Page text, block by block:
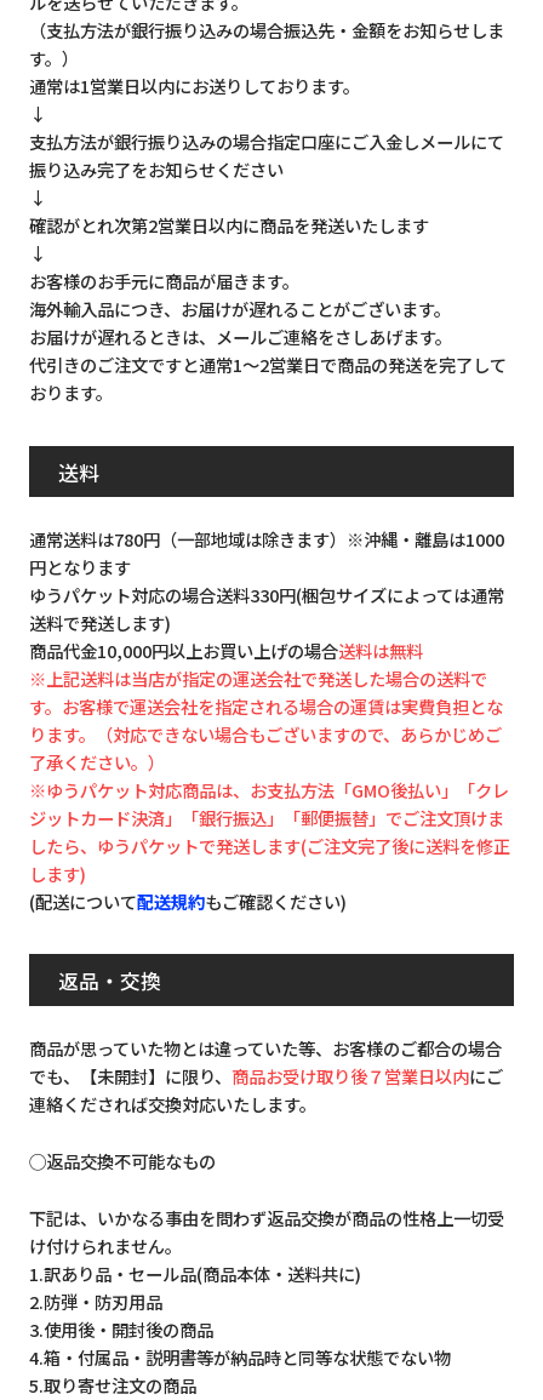
（支払方法が銀行振り込みの場合振込先・金額をお知らせしま
す。）
通常は1営業日以内にお送りしております。
↓
支払方法が銀行振り込みの場合指定口座にご入金しメールにて
振り込み完了をお知らせください
↓
確認がとれ次第2営業日以内に商品を発送いたします
↓
お客様のお手元に商品が届きます。
海外輸入品につき、お届けが遅れることがございます。
お届けが遅れるときは、メールご連絡をさしあげます。
代引きのご注文ですと通常1～2営業日で商品の発送を完了して
おります。
送料
通常送料は780円（一部地域は除きます）※沖縄・離島は1000
円となります
ゆうパケット対応の場合送料330円(梱包サイズによっては通常
送料で発送します)
商品代金10,000円以上お買い上げの場合送料は無料
※上記送料は当店が指定の運送会社で発送した場合の送料で
す。お客様で運送会社を指定される場合の運賃は実費負担とな
ります。（対応できない場合もございますので、あらかじめご
了承ください。）
※ゆうパケット対応商品は、お支払方法「GMO後払い」「クレ
ジットカード決済」「銀行振込」「郵便振替」でご注文頂けま
したら、ゆうパケットで発送します(ご注文完了後に送料を修正
します)
(配送について配送規約もご確認ください)
返品・交換
商品が思っていた物とは違っていた等、お客様のご都合の場合
でも、【未開封】に限り、 商品お受け取り後７営業日以内にご
連絡くだされば交換対応いたします。
◯返品交換不可能なもの
下記は、いかなる事由を問わず返品交換が商品の性格上一切受
け付けられません。
1.訳あり品・セール品(商品本体・送料共に)
2.防弾・防刃用品
3.使用後・開封後の商品
4.箱・付属品・説明書等が納品時と同等な状態でない物
5.取り寄せ注文の商品